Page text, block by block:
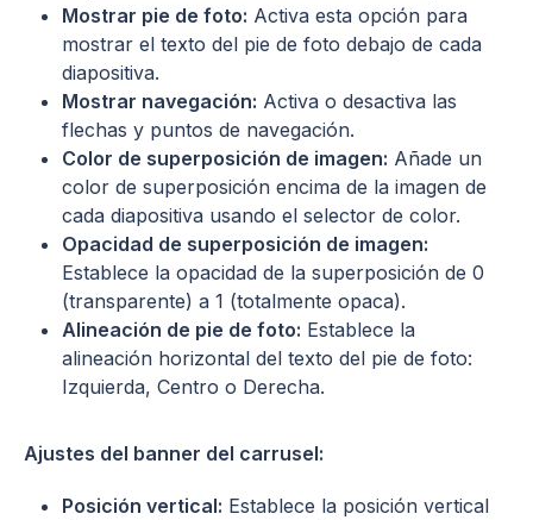
Mostrar pie de foto: Activa esta opción para
mostrar el texto del pie de foto debajo de cada
diapositiva.
Mostrar navegación: Activa o desactiva las
flechas y puntos de navegación.
Color de superposición de imagen: Añade un
color de superposición encima de la imagen de
cada diapositiva usando el selector de color.
Opacidad de superposición de imagen:
Establece la opacidad de la superposición de 0
(transparente) a 1 (totalmente opaca).
Alineación de pie de foto: Establece la
alineación horizontal del texto del pie de foto:
Izquierda, Centro o Derecha.
Ajustes del banner del carrusel:
Posición vertical: Establece la posición vertical